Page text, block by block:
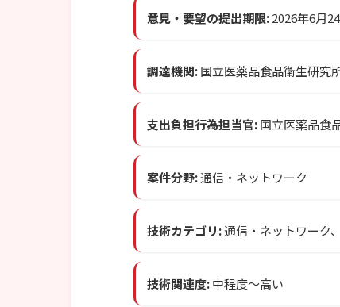
意見・要望の提出期限:2026年6月
調達機関:国立医薬品食品衛生研究
支出負担行為担当官:国立医薬品食
案件分野:通信・ネットワーク
技術カテゴリ:通信・ネットワーク
技術関連度:中程度〜高い